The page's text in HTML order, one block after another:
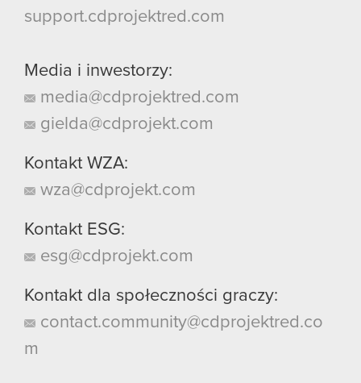
support.cdprojektred.com
Media i inwestorzy:
media@cdprojektred.com
gielda@cdprojekt.com
Kontakt WZA:
wza@cdprojekt.com
Kontakt ESG:
esg@cdprojekt.com
Kontakt dla społeczności graczy:
contact.community@cdprojektred.co
m